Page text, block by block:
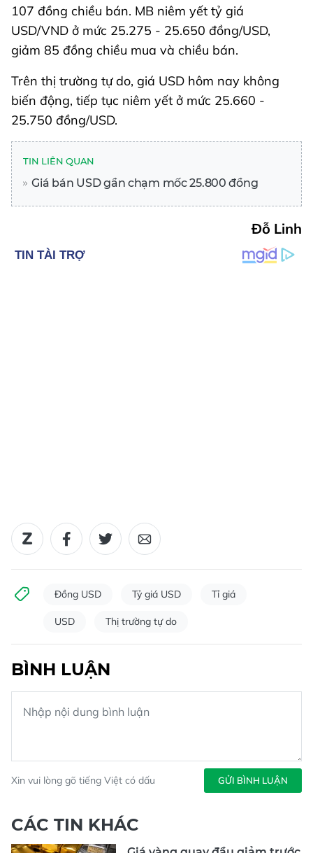
107 đồng chiều bán. MB niêm yết tỷ giá
USD/VND ở mức 25.275 - 25.650 đồng/USD,
giảm 85 đồng chiều mua và chiều bán.
Trên thị trường tự do, giá USD hôm nay không
biến động, tiếp tục niêm yết ở mức 25.660 -
25.750 đồng/USD.
TIN LIÊN QUAN
Giá bán USD gần chạm mốc 25.800 đồng
Đỗ Linh
Đồng USD Tỷ giá USD Tỉ giá
USD Thị trường tự do
BÌNH LUẬN
Xin vui lòng gõ tiếng Việt có dấu GỬI BÌNH LUẬN
CÁC TIN KHÁC